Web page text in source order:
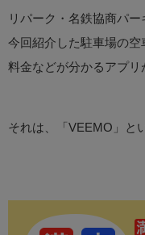
リパーク・名鉄協商パー
今回紹介した駐車場の空
料金などが分かるアプリ
それは、「VEEMO」と